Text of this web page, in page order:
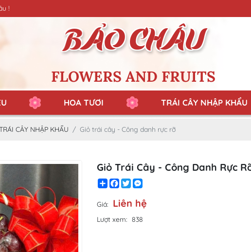
!
FLOWERS AND FRUITS
HOA TƯƠI TRÁI CÂY NHẬP KHẨU
CÂY NHẬP KHẨU Giỏ trái cây - Công danh rực rỡ
Giỏ Trái Cây - Công Danh Rực
ShareFacebook
TwitterMessenger
Giá: Liên hệ
Lượt xem: 838